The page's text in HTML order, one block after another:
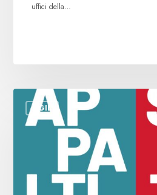
uffici della…
CGIL
Leggi
appalti
prosegue